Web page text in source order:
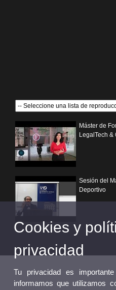
Máster de
LegalTech &
Sesión del
Deportivo
¿Por qué
Universitat
Cookies y
privacidad
Tu privacidad es
informamos que utilizamos